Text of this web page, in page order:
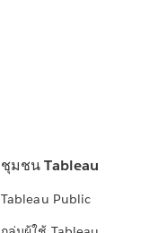
ชุมชน Tableau
Tableau Public